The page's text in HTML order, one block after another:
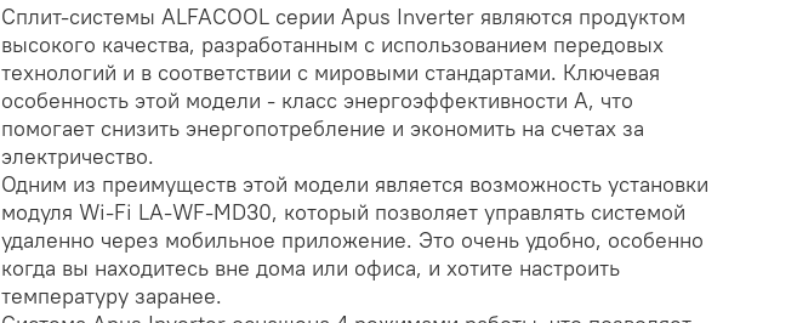
Сплит-системы ALFACOOL серии Apus Inverter являются продуктом
высокого качества, разработанным с использованием передовых
технологий и в соответствии с мировыми стандартами. Ключевая
особенность этой модели - класс энергоэффективности A, что
помогает снизить энергопотребление и экономить на счетах за
электричество.
Одним из преимуществ этой модели является возможность установки
модуля Wi-Fi LA-WF-MD30, который позволяет управлять системой
удаленно через мобильное приложение. Это очень удобно, особенно
когда вы находитесь вне дома или офиса, и хотите настроить
температуру заранее.